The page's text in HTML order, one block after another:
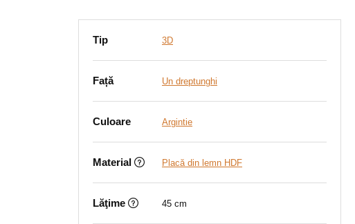
Tip 3D
Față Un dreptunghi
Culoare Argintie
Material Placă din lemn HDF
Lăţime 45 cm